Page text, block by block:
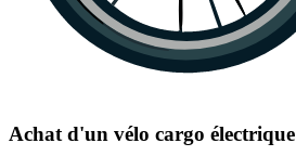
Achat d'un vélo cargo électrique